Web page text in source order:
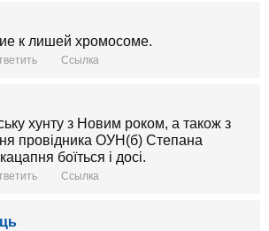
к лишей хромосоме.
Ссылка
хунту з Новим роком, а також з
провідника ОУН(б) Степана
боїться і досі.
Ссылка